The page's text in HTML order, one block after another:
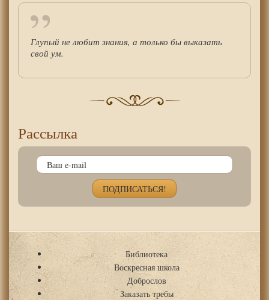
Глупый не любит знания, а только бы выказать
свой ум.
Рассылка
Библиотека
Воскресная школа
Доброслов
Заказать требы